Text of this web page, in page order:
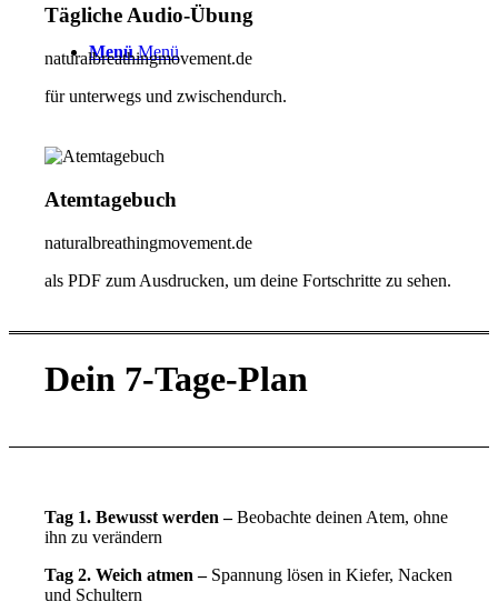
Menü Menü
Tägliche Audio-Übung
naturalbreathingmovement.de
für unterwegs und zwischendurch.
Atemtagebuch
naturalbreathingmovement.de
als PDF zum Ausdrucken, um deine Fortschritte zu sehen.
Dein 7-Tage-Plan
Tag 1. Bewusst werden –Beobachte deinen Atem, ohne
ihn zu verändern
Tag 2. Weich atmen –Spannung lösen in Kiefer, Nacken
und Schultern